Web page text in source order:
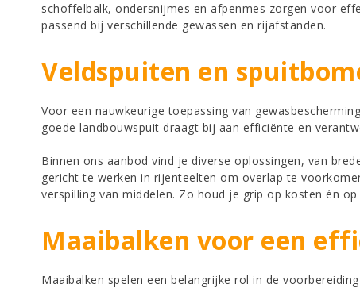
schoffelbalk, ondersnijmes en afpenmes zorgen voor
passend bij verschillende gewassen en rijafstanden.
Veldspuiten en
Voor een nauwkeurige toepassing van
goede landbouwspuit draagt bij aan efficiënte en
Binnen ons aanbod vind je diverse oplossingen, van
gericht te werken in rijenteelten om overlap te
verspilling van middelen. Zo houd je grip op kosten én
Maaibalken voor een
Maaibalken spelen een belangrijke rol in de